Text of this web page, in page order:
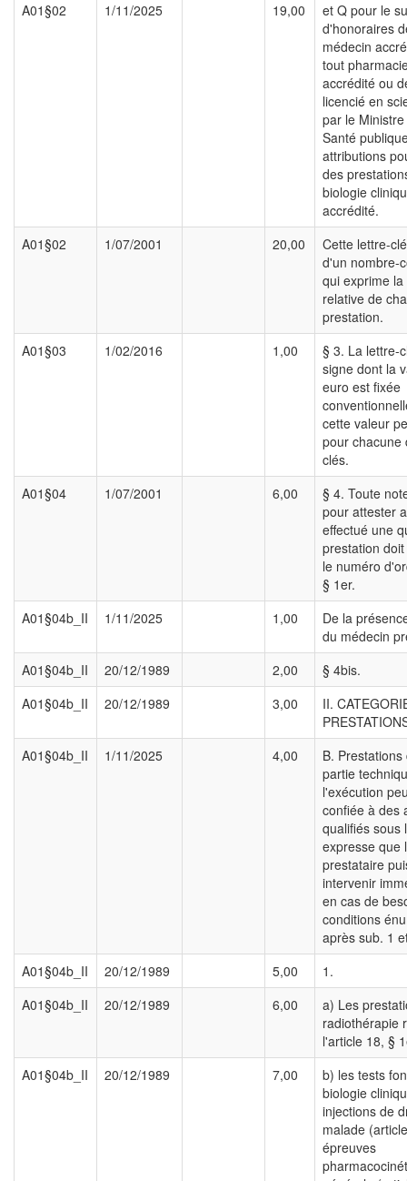
A01§02
1/11/2025 19,00
et Q pour le
d'honoraires
médecin
tout
accrédité ou
licencié en
par le
Santé
attributions
des
biologie
accrédité.
A01§02
1/07/2001 20,00
Cette lettre-
d'un nombre-
qui exprime
relative de
prestation.
A01§03
1/02/2016 1,00
§ 3. La lettre-
signe dont la
euro est fixée
cette valeur
pour chacune
clés.
A01§04
1/07/2001 6,00
§ 4. Toute
pour attester
effectué une
prestation
le numéro
§ 1er.
A01§04b_II
1/11/2025 1,00
De la
du médecin
A01§04b_II
20/12/1989 2,00
§ 4bis.
A01§04b_II
20/12/1989 3,00
II.
A01§04b_II
1/11/2025 4,00
B.
partie
l'exécution
confiée à des
qualifiés sous
expresse que
prestataire
intervenir
en cas de
conditions
après sub. 1
A01§04b_II
20/12/1989 5,00
1.
A01§04b_II
20/12/1989 6,00
a) Les
radiothérapie
l'article 18, §
A01§04b_II
20/12/1989 7,00
b) les tests
biologie
injections de
malade
épreuves